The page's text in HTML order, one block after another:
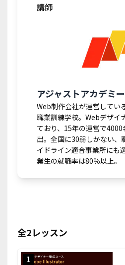
講師
アジャストアカデミー
Web制作会社が運営してい
職業訓練学校。Webデザイ
ており、15年の運営で
出。全国に30弱しかない、
イドライン適合事業所にも
業生の就職率は80％以上。
全2レッスン
1